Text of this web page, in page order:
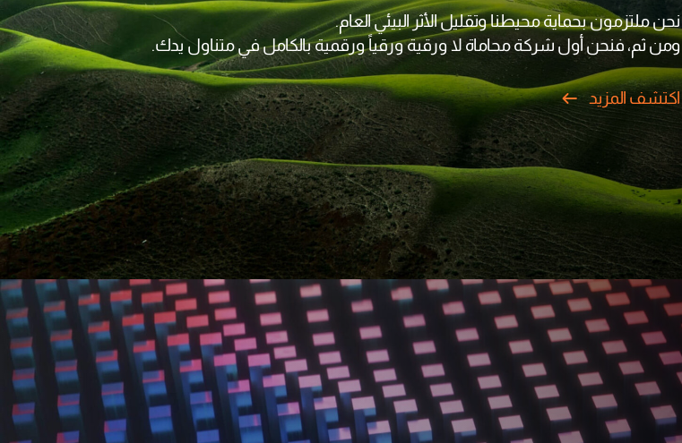
نحن ملتزمون بحماية محيطنا وتقليل الأثر البيئي العام.
ومن ثم، فنحن أول شركة محاماة لا ورقية ورقياً ورقمية بالكامل في متناول يدك.
اكتشف المزيد